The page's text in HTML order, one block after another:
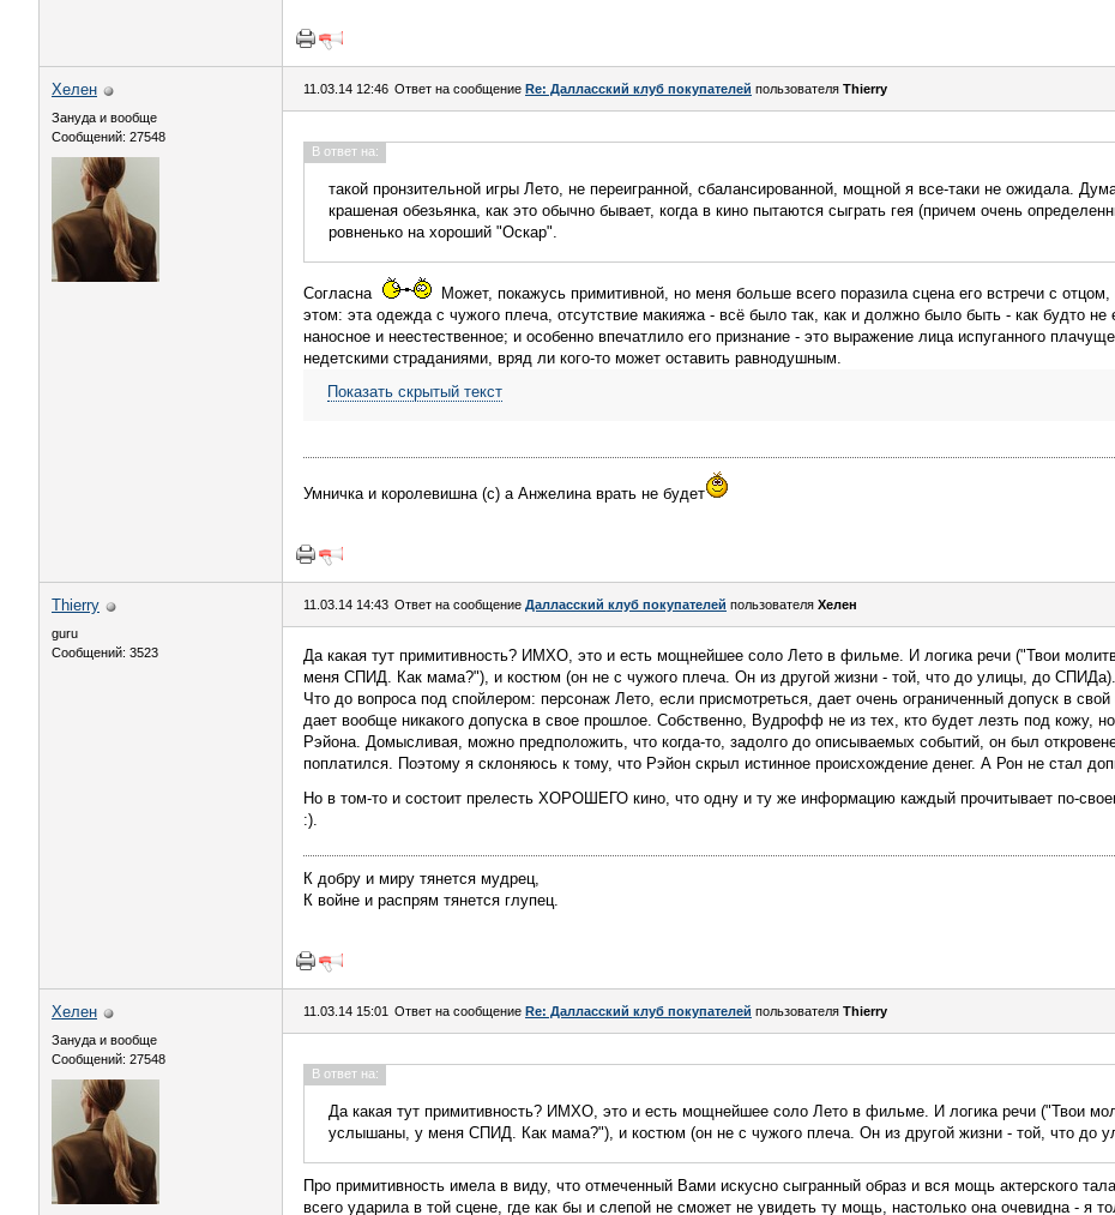
Хелен
Зануда и вообще
Сообщений: 27548
11.03.14 12:46 Ответ на сообщение Re: Далласский клуб покупателей пользователя Thierry
В ответ на:
такой пронзительной игры Лето, не переигранной, сбалансированной, мощной я все-таки не ожидала.
крашеная обезьянка, как это обычно бывает, когда в кино пытаются сыграть гея (причем очень
ровненько на хороший "Оскар".
Согласна
Может, покажусь примитивной, но меня больше всего поразила сцена его встречи с отцом,
этом: эта одежда с чужого плеча, отсутствие макияжа - всё было так, как и должно было быть - как будто не
наносное и неестественное; и особенно впечатлило его признание - это выражение лица испуганного
недетскими страданиями, вряд ли кого-то может оставить равнодушным.
Показать скрытый текст
Умничка и королевишна (с) а Анжелина врать не будет
Thierry
guru
Сообщений: 3523
11.03.14 14:43 Ответ на сообщение Далласский клуб покупателей пользователя Хелен
Да какая тут примитивность? ИМХО, это и есть мощнейшее соло Лето в фильме. И логика речи ("Твои
меня СПИД. Как мама?"), и костюм (он не с чужого плеча. Он из другой жизни - той, что до улицы, до СПИДа).
Что до вопроса под спойлером: персонаж Лето, если присмотреться, дает очень ограниченный допуск в
дает вообще никакого допуска в свое прошлое. Собственно, Вудрофф не из тех, кто будет лезть под кожу,
Рэйона. Домысливая, можно предположить, что когда-то, задолго до описываемых событий, он был
поплатился. Поэтому я склоняюсь к тому, что Рэйон скрыл истинное происхождение денег. А Рон не стал
Но в том-то и состоит прелесть ХОРОШЕГО кино, что одну и ту же информацию каждый прочитывает по-
:).
К добру и миру тянется мудрец,
К войне и распрям тянется глупец.
Хелен
Зануда и вообще
Сообщений: 27548
11.03.14 15:01 Ответ на сообщение Re: Далласский клуб покупателей пользователя Thierry
В ответ на:
Да какая тут примитивность? ИМХО, это и есть мощнейшее соло Лето в фильме. И логика речи ("Твои
услышаны, у меня СПИД. Как мама?"), и костюм (он не с чужого плеча. Он из другой жизни - той, что до
Про примитивность имела в виду, что отмеченный Вами искусно сыгранный образ и вся мощь актерского
всего ударила в той сцене, где как бы и слепой не сможет не увидеть ту мощь, настолько она очевидна - я